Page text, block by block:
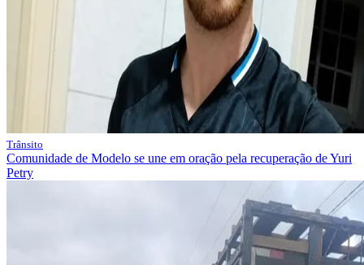
Trânsito
Comunidade de Modelo se une em oração pela recuperação de Yuri
Petry